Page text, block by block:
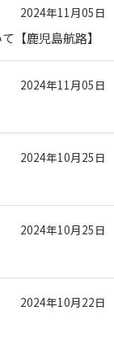
2024年11月05日
【鹿児島航路】
2024年11月05日
2024年10月25日
2024年10月25日
2024年10月22日